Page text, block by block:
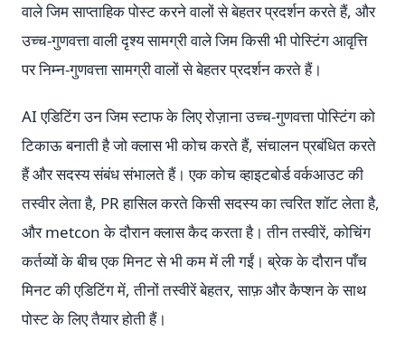
वाले जिम साप्ताहिक पोस्ट करने वालों से बेहतर प्रदर्शन करते हैं, और
उच्च-गुणवत्ता वाली दृश्य सामग्री वाले जिम किसी भी पोस्टिंग आवृत्ति
पर निम्न-गुणवत्ता सामग्री वालों से बेहतर प्रदर्शन करते हैं।
AI एडिटिंग उन जिम स्टाफ के लिए रोज़ाना उच्च-गुणवत्ता पोस्टिंग को
टिकाऊ बनाती है जो क्लास भी कोच करते हैं, संचालन प्रबंधित करते
हैं और सदस्य संबंध संभालते हैं। एक कोच व्हाइटबोर्ड वर्कआउट की
तस्वीर लेता है, PR हासिल करते किसी सदस्य का त्वरित शॉट लेता है,
और metcon के दौरान क्लास कैद करता है। तीन तस्वीरें, कोचिंग
कर्तव्यों के बीच एक मिनट से भी कम में ली गईं। ब्रेक के दौरान पाँच
मिनट की एडिटिंग में, तीनों तस्वीरें बेहतर, साफ़ और कैप्शन के साथ
पोस्ट के लिए तैयार होती हैं।